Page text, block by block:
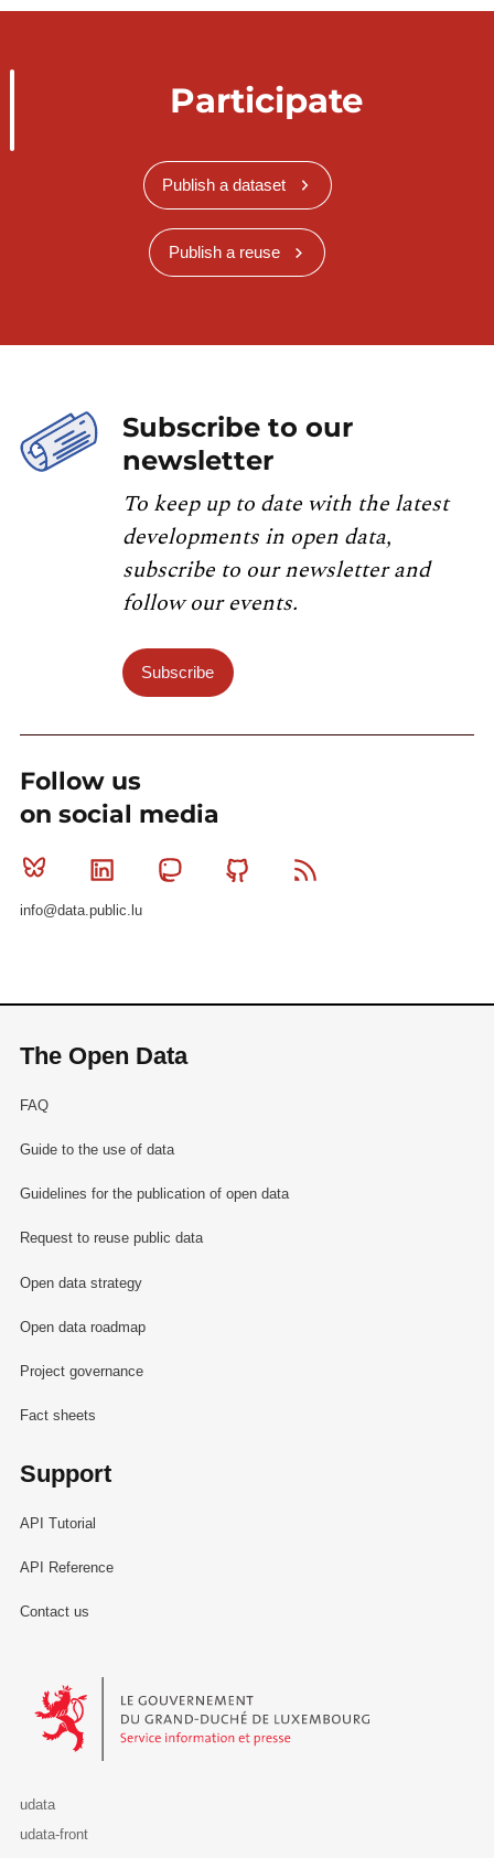
Participate
Publish a dataset
Publish a reuse
Subscribe to our
newsletter
To keep up to date with the latest
developments in open data,
subscribe to our newsletter and
follow our events.
Subscribe
Follow us
on social media
Bluesky Linkedin MastodonGithub
info@data.public.lu
The Open Data
FAQ
Guide to the use of data
Guidelines for the publication of open data
Request to reuse public data
Open data strategy
Open data roadmap
Project governance
Fact sheets
Support
API Tutorial
API Reference
Contact us
Le Gouvernement du Grand-Duché de Luxembourg - Service
udata
udata-front